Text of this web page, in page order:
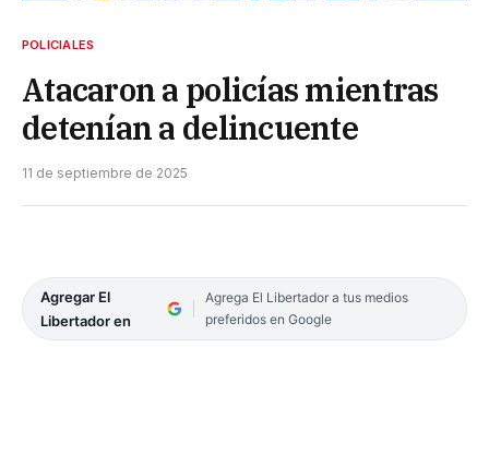
POLICIALES
Atacaron a policías mientras
detenían a delincuente
11 de septiembre de 2025
Agregar El
Libertador en
Agrega El Libertador a tus medios
preferidos en Google